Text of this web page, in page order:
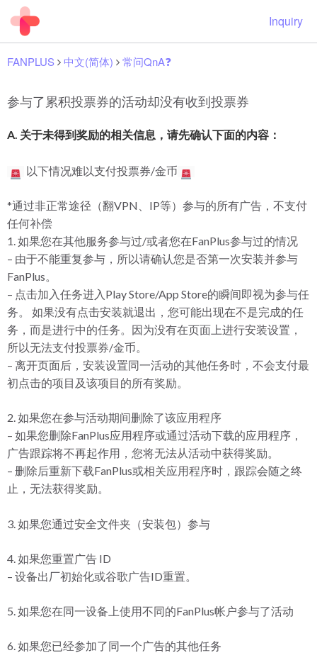
Inquiry
FANPLUS 中文(简体) 常问QnA❓
参与了累积投票券的活动却没有收到投票券
A. 关于未得到奖励的相关信息，请先确认下面的内容：
以下情况难以支付投票券/金币
*通过非正常途径（翻VPN、IP等）参与的所有广告，不支付
任何补偿
1. 如果您在其他服务参与过/或者您在FanPlus参与过的情况
– 由于不能重复参与，所以请确认您是否第一次安装并参与
FanPlus。
– 点击加入任务进入Play Store/App Store的瞬间即视为参与任
务。 如果没有点击安装就退出，您可能出现在不是完成的任
务，而是进行中的任务。因为没有在页面上进行安装设置，
所以无法支付投票券/金币。
– 离开页面后，安装设置同一活动的其他任务时，不会支付最
初点击的项目及该项目的所有奖励。
2. 如果您在参与活动期间删除了该应用程序
– 如果您删除FanPlus应用程序或通过活动下载的应用程序，
广告跟踪将不再起作用，您将无法从活动中获得奖励。
– 删除后重新下载FanPlus或相关应用程序时，跟踪会随之终
止，无法获得奖励。
3. 如果您通过安全文件夹（安装包）参与
4. 如果您重置广告 ID
– 设备出厂初始化或谷歌广告ID重置。
5. 如果您在同一设备上使用不同的FanPlus帐户参与了活动
6. 如果您已经参加了同一个广告的其他任务